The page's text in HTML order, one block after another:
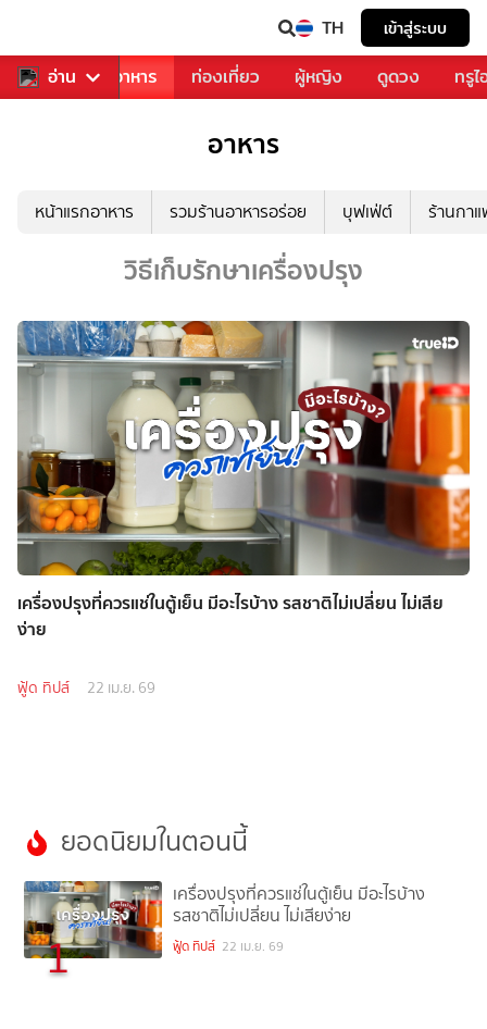
TH เข้าสู่ระบบ
อ่าน
การเพลง อาหาร ท่องเที่ยว ผู้หญิง ดูดวง ทรู
อาหาร
หน้าแรกอาหาร รวมร้านอาหารอร่อย บุฟเฟ่ต์ ร้านกา
วิธีเก็บรักษาเครื่องปรุง
เครื่องปรุงที่ควรแช่ในตู้เย็น มีอะไรบ้าง รสชาติไม่เปลี่ยน ไม่เสีย
ง่าย
ฟู้ด ทิปส์ 22 เม.ย. 69
ยอดนิยมในตอนนี้
1
เครื่องปรุงที่ควรแช่ในตู้เย็น มีอะไรบ้าง
รสชาติไม่เปลี่ยน ไม่เสียง่าย
ฟู้ด ทิปส์ 22 เม.ย. 69